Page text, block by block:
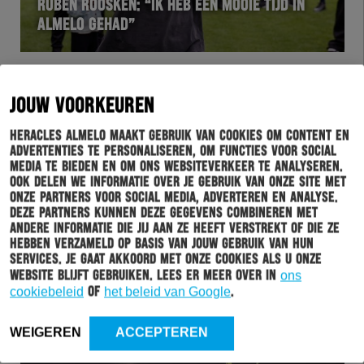
JOUW VOORKEUREN
Heracles Almelo maakt gebruik van cookies om content en
advertenties te personaliseren, om functies voor social
media te bieden en om ons websiteverkeer te analyseren.
Ook delen we informatie over je gebruik van onze site met
onze partners voor social media, adverteren en analyse.
Deze partners kunnen deze gegevens combineren met
andere informatie die jij aan ze heeft verstrekt of die ze
hebben verzameld op basis van jouw gebruik van hun
services. Je gaat akkoord met onze cookies als u onze
website blijft gebruiken. Lees er meer over in ons
cookiebeleid of het beleid van Google.
WEIGEREN ACCEPTEREN
RUBEN ROOSKEN: “IK HEB EEN MOOIE TIJD IN
ALMELO GEHAD”
HERACLES 23-05-2025
NIKOLAI LAURSEN: “IK KIES VOOR MIJN
GEZONDHEID”